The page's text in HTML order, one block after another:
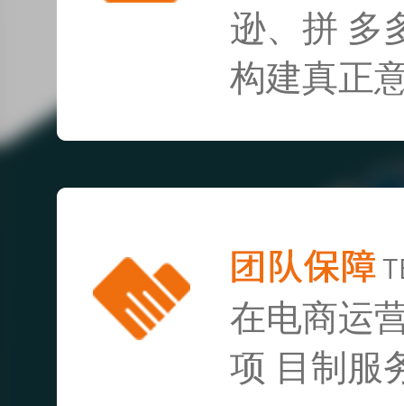
逊、拼 多
构建真正
在电商运
项 目制服